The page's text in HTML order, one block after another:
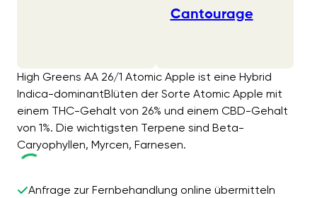
Cantourage
High Greens AA 26/1 Atomic Apple ist eine Hybrid
Indica-dominantBlüten der Sorte Atomic Apple mit
einem THC-Gehalt von 26% und einem CBD-Gehalt
von 1%. Die wichtigsten Terpene sind Beta-
Caryophyllen, Myrcen, Farnesen.
Anfrage zur Fernbehandlung online übermitteln